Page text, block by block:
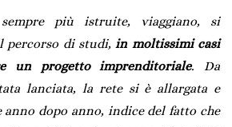
più istruite, viaggiano, si
percorso di studi,in moltissimi casi
un progetto imprenditoriale. Da
lanciata, la rete si è allargata e
anno dopo anno, indice del fatto che